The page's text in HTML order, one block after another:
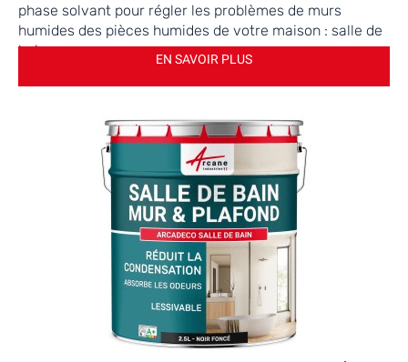
phase solvant pour régler les problèmes de murs
humides des pièces humides de votre maison : salle de
bain, cave...
EN SAVOIR PLUS